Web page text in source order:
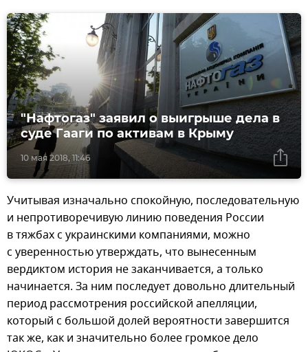
10 мая 2018, 11:46
"Нафтогаз" заявил о выигрыше дела в
суде Гааги по активам в Крыму
Учитывая изначально спокойную, последовательную
и непротиворечивую линию поведения России
в тяжбах с украинскими компаниями, можно
с уверенностью утверждать, что вынесенным
вердиктом история не заканчивается, а только
начинается. За ним последует довольно длительный
период рассмотрения российской апелляции,
который с большой долей вероятности завершится
так же, как и значительно более громкое дело